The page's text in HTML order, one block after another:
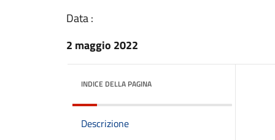
Data :
2 maggio 2022
INDICE DELLA PAGINA
Descrizione